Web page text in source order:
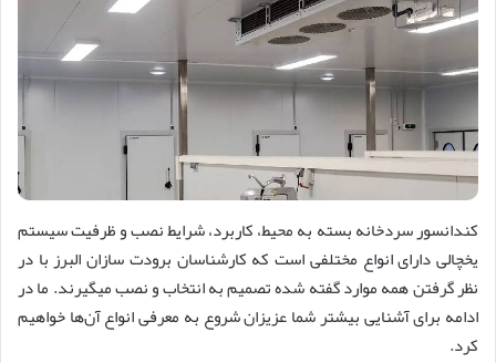
کندانسور سردخانه بسته به محیط، کاربرد، شرایط نصب و ظرفیت سیستم
یخچالی دارای انواع مختلفی است که کارشناسان برودت سازان البرز با در
نظر گرفتن همه موارد گفته شده تصمیم به انتخاب و نصب می‎گیرند. ما در
ادامه برای آشنایی بیشتر شما عزیزان شروع به معرفی انواع آن‌ها خواهیم
کرد.